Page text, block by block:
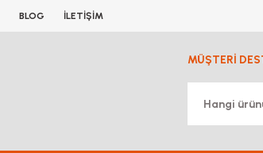
BLOG İLETİŞİM
MÜŞTERİ